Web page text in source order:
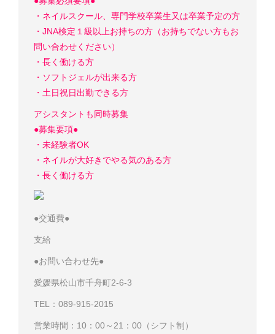
・ネイルスクール、専門学校卒業生又は卒業予定の方
・JNA検定１級以上お持ちの方（お持ちでない方もお
問い合わせください）
・長く働ける方
・ソフトジェルが出来る方
・土日祝日出勤できる方
アシスタントも同時募集
●募集要項●
・未経験者OK
・ネイルが大好きでやる気のある方
・長く働ける方
●交通費●
支給
●お問い合わせ先●
愛媛県松山市千舟町2-6-3
TEL：089-915-2015
営業時間：10：00～21：00（シフト制）